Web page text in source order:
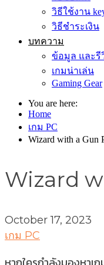
วิธีใช้งาน
วิธีชำระเงิน
บทความ
ข้อมูล และรี
เกมน่าเล่น
Gaming Gear
You are here:
Home
เกม PC
Wizard with a Gun
Wizard
October 17, 2023
เกม PC